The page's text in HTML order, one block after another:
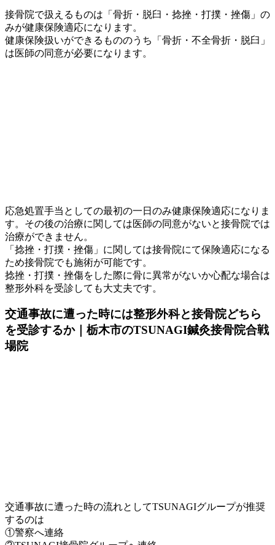
接骨院で扱えるものは「骨折・脱臼・捻挫・打撲・挫傷」の
みが健康保険適応になります。
健康保険扱いができるもののうち「骨折・不全骨折・脱臼」
は医師の同意が必要になります。
応急処置手当としての最初の一日のみ健康保険適応になりま
す。その後の治療に関しては医師の同意がないと接骨院では
治療ができません。
「捻挫・打撲・挫傷」に関しては接骨院にて保険適応になる
ため接骨院でも施術が可能です。
捻挫・打撲・挫傷をした際に骨に異常がないか心配な場合は
整形外科を受診しても大丈夫です。
交通事故に遭った時には整形外科と接骨院どちら
を受診するか｜栃木市のTSUNAGI鍼灸接骨院合戦
場院
交通事故に遭った時の流れとしてTSUNAGIグループが推奨
するのは
①警察へ連絡